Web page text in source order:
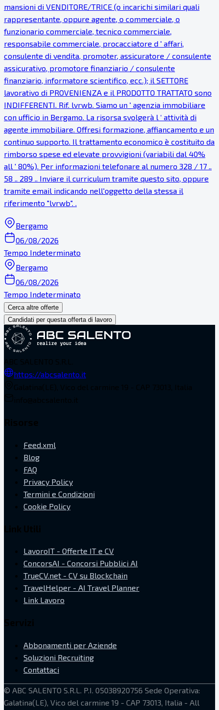
mansioni di VENDITORE/TRICE (o incarichi similari quali
rappresentante, oppure agente, o commerciale, o
funzionario commerciale, tecnico commerciale,
responsabile commerciale, procacciatore d ' affari,
consulente di vendita, promoter, assicuratore / consulente
assicurativo, promotore finanziario / consulente
finanziario, informatore scientifico, ecc.); il SETTORE
lavorativo di PROVENIENZA e il PRODOTTO TRATTATO sono
INDIFFERENTI. Rif. lvrwb. Siamo un ' agenzia immobiliare
con ufficio in Bergamo. La risorsa svolgerà l ‘ attività di
agente immobiliare. Offresi formazione, affiancamento e un
continuo supporto. Il trattamento economico è costituito da
rimborso spese ed elevate provvigioni (variabili dal 40%
all ' 80%). Per informazioni telefonare al numero 328 / 17 ..
58 .. 289 .. Inviare il curriculum tramite questo sito, oppure
tramite email indicando nell'oggetto della stessa il
riferimento "lvrwb". .
Bergamo
06/08/2026
Tempo Indeterminato
Bergamo
06/08/2026
Tempo Indeterminato
Cerca altre offerte
Candidati per questa offerta di lavoro
https://abcsalento.it
Feed.xml
Blog
FAQ
Privacy Policy
Termini e Condizioni
Cookie Policy
LavoroIT - Offerte IT e CV
ConcorsAI - Concorsi Pubblici AI
TrueCV.net - CV su Blockchain
TravelHelper - AI Travel Planner
Link Lavoro
Abbonamenti per Aziende
Soluzioni Recruiting
Contattaci
© ABC SALENTO S.R.L. P.I. 05038920756 Sede Operativa:
Galatina(LE), Vico del carmine 19 - CAP 73013, Italia - All